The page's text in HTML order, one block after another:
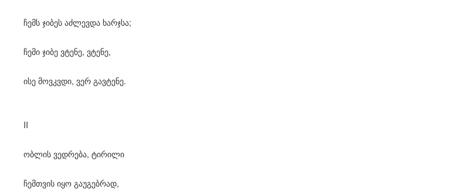
ჩემს ჯიბეს აძლევდა ხარჯსა;
ჩემი ჯიბე ვტენე, ვტენე,
ისე მოვკვდი, ვერ გავტენე.
II
ობლის ვედრება, ტირილი
ჩემთვის იყო გაუგებრად,